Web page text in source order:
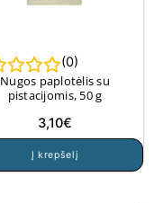
(0)
Nugos paplotėlis su
pistacijomis, 50 g
3,10€
Į krepšelį